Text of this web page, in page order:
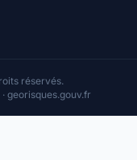
réservés.
georisques.gouv.fr